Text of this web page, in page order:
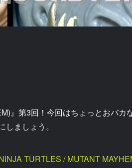
』第3回！今回はちょっとおバ
ましょう。
TURTLES / MUTANT